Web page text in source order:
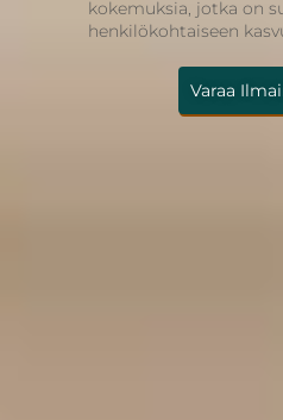
kokemuksia, jotka on
henkilökohtaiseen
Varaa